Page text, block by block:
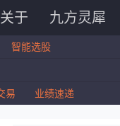
关于 九方灵犀
智能选股
易 业绩速递